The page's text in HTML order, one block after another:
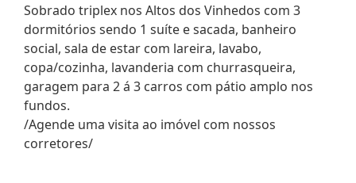
Sobrado triplex nos Altos dos Vinhedos com 3
dormitórios sendo 1 suíte e sacada, banheiro
social, sala de estar com lareira, lavabo,
copa/cozinha, lavanderia com churrasqueira,
garagem para 2 á 3 carros com pátio amplo nos
fundos.
/Agende uma visita ao imóvel com nossos
corretores/